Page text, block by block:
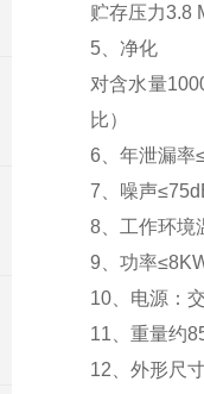
贮存压力3.8
5、净化
对含水量
比）
6 、年泄漏率
7 、噪声≤
8、工作环境
9 、功率≤
10、电源：
11 、重量约
12 、外形尺